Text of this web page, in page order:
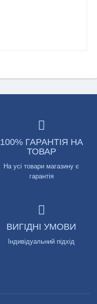
100% ГАРАНТІЯ НА
ТОВАР
На усі товари магазину є
гарантія
ВИГІДНІ УМОВИ
Індивідуальний підхід